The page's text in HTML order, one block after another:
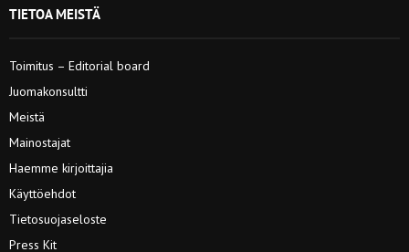
TIETOA MEISTÄ
Toimitus – Editorial board
Juomakonsultti
Meistä
Mainostajat
Haemme kirjoittajia
Käyttöehdot
Tietosuojaseloste
Press Kit